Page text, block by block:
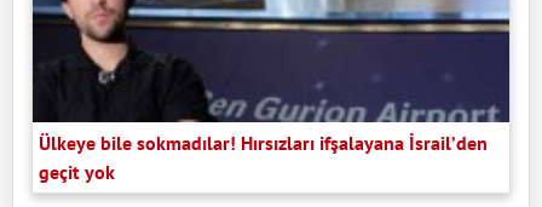
Ülkeye bile sokmadılar! Hırsızları ifşalayana İsrail’den
geçit yok